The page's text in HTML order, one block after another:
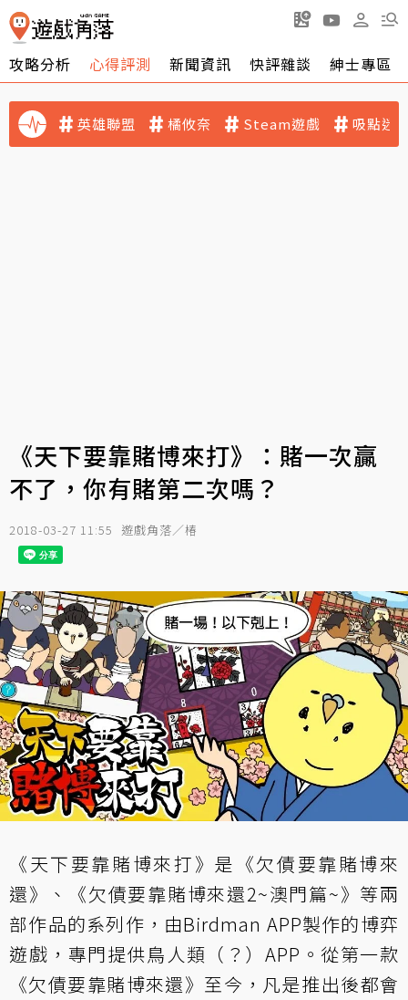
攻略分析 心得評測 新聞資訊 快評雜談 紳士專區
英雄聯盟 橘攸奈 Steam遊戲 吸點迷
《天下要靠賭博來打》：賭一次贏
不了，你有賭第二次嗎？
2018-03-27 11:55 遊戲角落／椿
《天下要靠賭博來打》是《欠債要靠賭博來
還》、《欠債要靠賭博來還2~澳門篇~》等兩
部作品的系列作，由Birdman APP製作的博弈
遊戲，專門提供鳥人類（？）APP。從第一款
《欠債要靠賭博來還》至今，凡是推出後都會